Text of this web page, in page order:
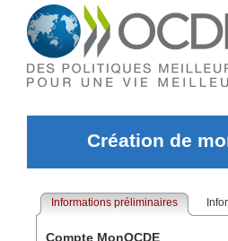
Création de
Informations préliminaires
Compte MonOCDE